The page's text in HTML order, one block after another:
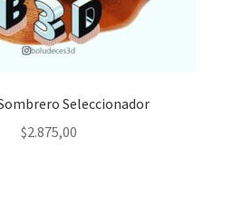
Seleccionador
$2.875,00